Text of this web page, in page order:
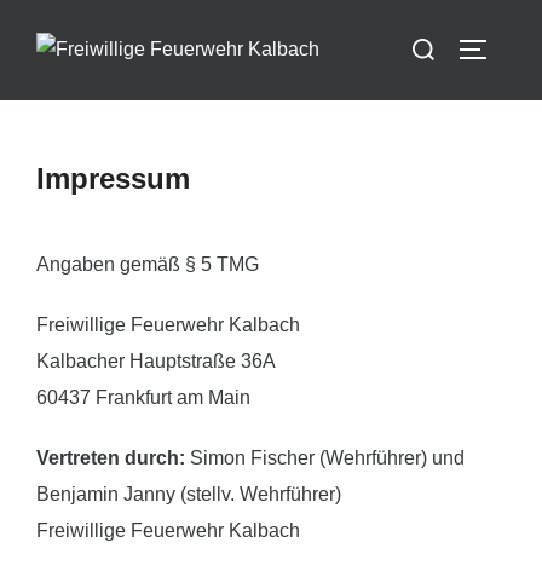
Inhalt
Suchen
Impressum
Angaben gemäß § 5 TMG
Freiwillige Feuerwehr Kalbach
Kalbacher Hauptstraße 36A
60437 Frankfurt am Main
Vertreten durch: Simon Fischer (Wehrführer) und
Benjamin Janny (stellv. Wehrführer)
Freiwillige Feuerwehr Kalbach